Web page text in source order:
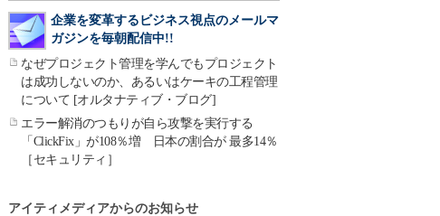
企業を変革するビジネス視点のメールマ
ガジンを毎朝配信中!!
なぜプロジェクト管理を学んでもプロジェクト
は成功しないのか、あるいはケーキの工程管理
について [オルタナティブ・ブログ]
エラー解消のつもりが自ら攻撃を実行する
「ClickFix」が108％増 日本の割合が 最多14％
［セキュリティ］
アイティメディアからのお知らせ